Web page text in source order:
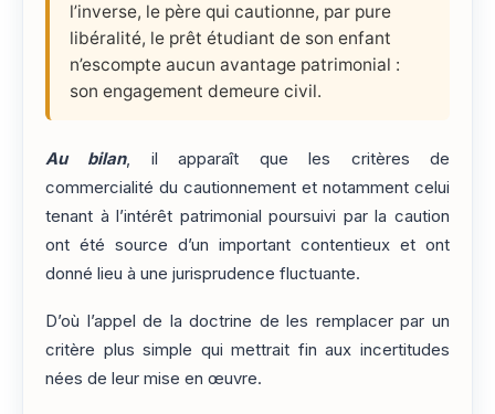
l’inverse, le père qui cautionne, par pure
libéralité, le prêt étudiant de son enfant
n’escompte aucun avantage patrimonial :
son engagement demeure civil.
Au bilan, il apparaît que les critères de
commercialité du cautionnement et notamment celui
tenant à l’intérêt patrimonial poursuivi par la caution
ont été source d’un important contentieux et ont
donné lieu à une jurisprudence fluctuante.
D’où l’appel de la doctrine de les remplacer par un
critère plus simple qui mettrait fin aux incertitudes
nées de leur mise en œuvre.